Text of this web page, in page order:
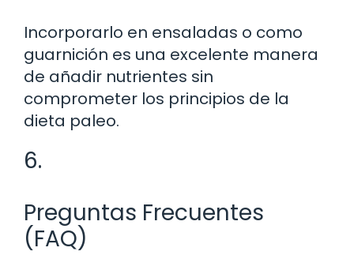
Incorporarlo en ensaladas o como
guarnición es una excelente manera
de añadir nutrientes sin
comprometer los principios de la
dieta paleo.
6.
Preguntas Frecuentes
(FAQ)